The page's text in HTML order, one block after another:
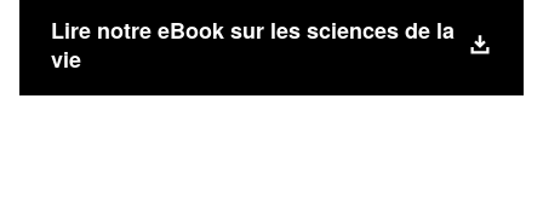
Lire notre eBook sur les sciences de la
vie